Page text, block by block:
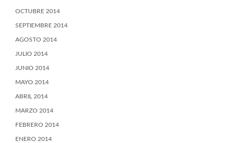
OCTUBRE 2014
SEPTIEMBRE 2014
AGOSTO 2014
JULIO 2014
JUNIO 2014
MAYO 2014
ABRIL 2014
MARZO 2014
FEBRERO 2014
ENERO 2014